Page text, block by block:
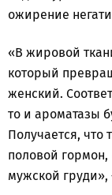
ожирение
«В жировой
который
женский.
то и ароматазы
Получается, что
половой гормон,
мужской груди»,